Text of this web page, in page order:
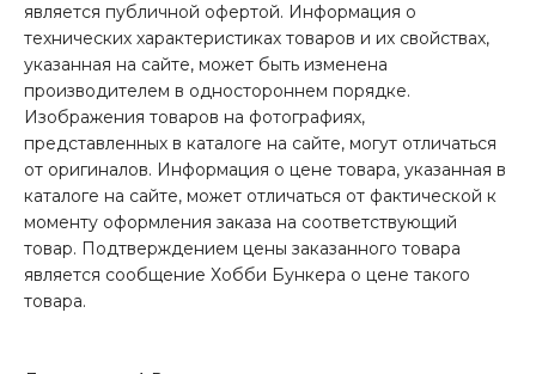
является публичной офертой. Информация о
технических характеристиках товаров и их свойствах,
указанная на сайте, может быть изменена
производителем в одностороннем порядке.
Изображения товаров на фотографиях,
представленных в каталоге на сайте, могут отличаться
от оригиналов. Информация о цене товара, указанная в
каталоге на сайте, может отличаться от фактической к
моменту оформления заказа на соответствующий
товар. Подтверждением цены заказанного товара
является сообщение Хобби Бункера о цене такого
товара.